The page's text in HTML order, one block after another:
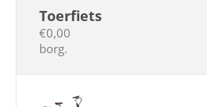
Toerfiets
€0,00
borg.